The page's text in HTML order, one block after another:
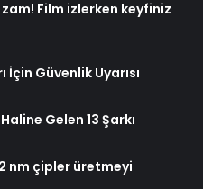
Film izlerken keyfiniz
Güvenlik Uyarısı
Gelen 13 Şarkı
nm çipler üretmeyi